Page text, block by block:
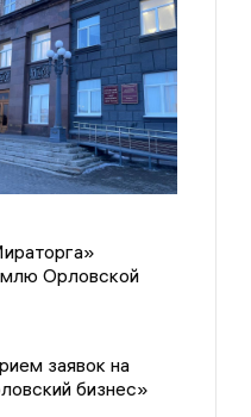
Орловской
заявок на
бизнес»